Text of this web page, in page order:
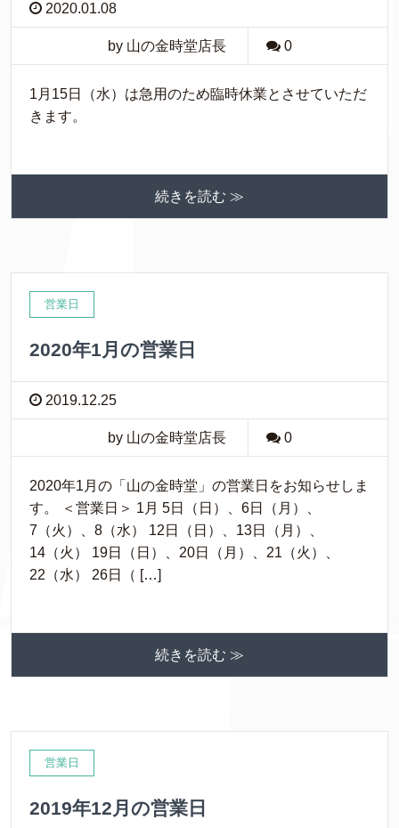
2020.01.08
by 山の金時堂店長 0
1月15日（水）は急用のため臨時休業とさせていただ
きます。
続きを読む ≫
営業日
2020年1月の営業日
2019.12.25
by 山の金時堂店長 0
2020年1月の「山の金時堂」の営業日をお知らせしま
す。 ＜営業日＞ 1月 5日（日）、6日（月）、
7（火）、8（水） 12日（日）、13日（月）、
14（火） 19日（日）、20日（月）、21（火）、
22（水） 26日（ […]
続きを読む ≫
営業日
2019年12月の営業日